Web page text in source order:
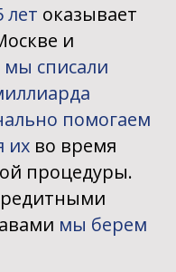
лет оказывает
и
мы списали
помогаем
их во время
процедуры.
мы берем